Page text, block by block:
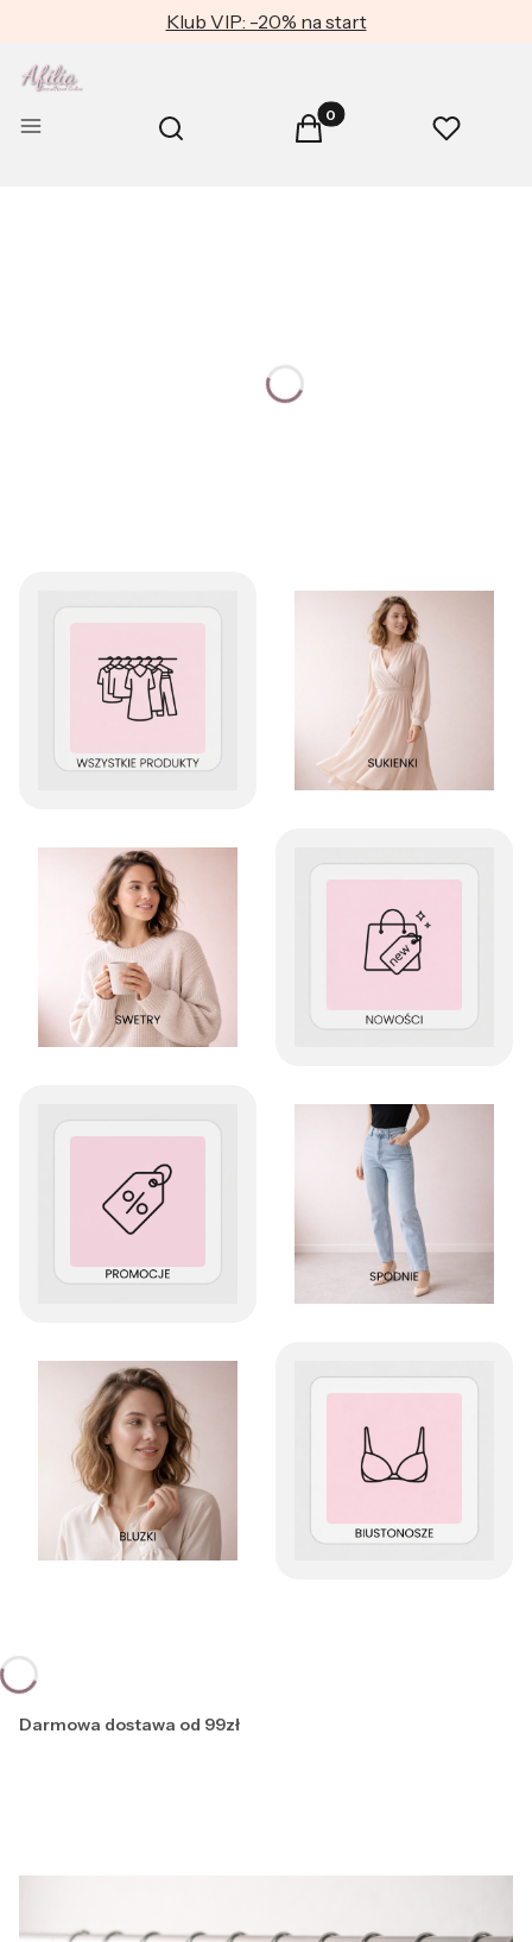
Klub VIP: -20% na start
Menu Otwórz wyszukiwarkę
Szukaj Produkty w koszyku: 0.
Koszyk Ulubione
Darmowa dostawa od 99zł